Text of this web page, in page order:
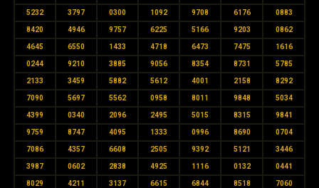
5232 3797 0300 1092 9708 6176 0883
8420 4946 9757 6225 5166 9203 0862
4645 6550 1433 4718 6473 7475 1616
0244 9210 3885 9056 8354 8731 5785
2133 3459 5882 5612 4001 2158 8292
7090 5697 5562 0958 8011 9848 5034
4399 0340 2096 2495 5015 8315 9841
9759 8747 4095 1333 0996 8690 0704
7086 4357 6608 2505 9392 5121 3446
3987 0602 2838 4925 1116 0132 0441
8029 4211 3137 6615 6844 8518 7060